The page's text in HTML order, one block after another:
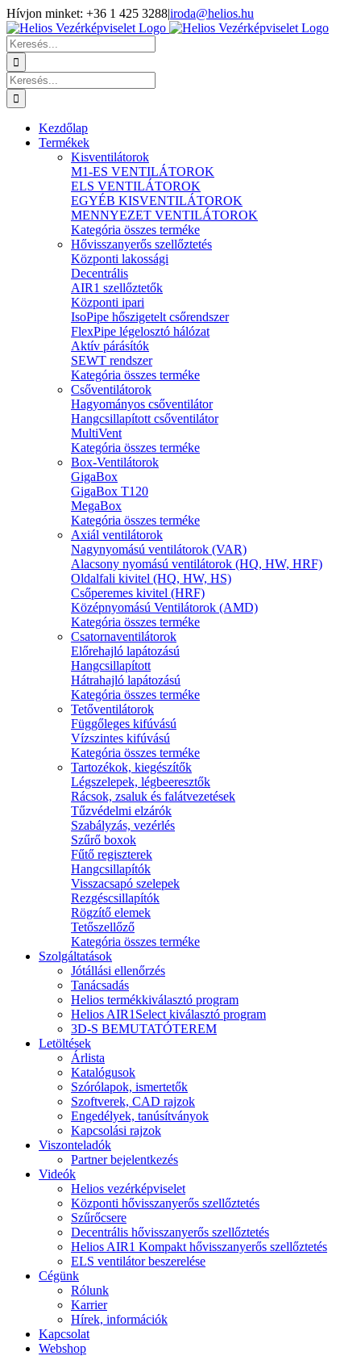
Kihagyás
Hívjon minket: +36 1 425 3288|iroda@helios.hu
YouTube
Facebook
Keresés...
Keresés...
Kezdőlap
Termékek
Kisventilátorok
M1-ES VENTILÁTOROK
ELS VENTILÁTOROK
EGYÉB KISVENTILÁTOROK
MENNYEZET VENTILÁTOROK
Kategória összes terméke
Hővisszanyerős szellőztetés
Központi lakossági
Decentrális
AIR1 szellőztetők
Központi ipari
IsoPipe hőszigetelt csőrendszer
FlexPipe légelosztó hálózat
Aktív párásítók
SEWT rendszer
Kategória összes terméke
Csőventilátorok
Hagyományos csőventilátor
Hangcsillapított csőventilátor
MultiVent
Kategória összes terméke
Box-Ventilátorok
GigaBox
GigaBox T120
MegaBox
Kategória összes terméke
Axiál ventilátorok
Nagynyomású ventilátorok (VAR)
Alacsony nyomású ventilátorok (HQ, HW, HRF)
Oldalfali kivitel (HQ, HW, HS)
Csőperemes kivitel (HRF)
Középnyomású Ventilátorok (AMD)
Kategória összes terméke
Csatornaventilátorok
Előrehajló lapátozású
Hangcsillapított
Hátrahajló lapátozású
Kategória összes terméke
Tetőventilátorok
Függőleges kifúvású
Vízszintes kifúvású
Kategória összes terméke
Tartozékok, kiegészítők
Légszelepek, légbeeresztők
Rácsok, zsaluk és falátvezetések
Tűzvédelmi elzárók
Szabályzás, vezérlés
Szűrő boxok
Fűtő regiszterek
Hangcsillapítók
Visszacsapó szelepek
Rezgéscsillapítók
Rögzítő elemek
Tetőszellőző
Kategória összes terméke
Szolgáltatások
Jótállási ellenőrzés
Tanácsadás
Helios termékkiválasztó program
Helios AIR1Select kiválasztó program
3D-S BEMUTATÓTEREM
Letöltések
Árlista
Katalógusok
Szórólapok, ismertetők
Szoftverek, CAD rajzok
Engedélyek, tanúsítványok
Kapcsolási rajzok
Viszonteladók
Partner bejelentkezés
Videók
Helios vezérképviselet
Központi hővisszanyerős szellőztetés
Szűrőcsere
Decentrális hővisszanyerős szellőztetés
Helios AIR1 Kompakt hővisszanyerős szellőztetés
ELS ventilátor beszerelése
Cégünk
Rólunk
Karrier
Hírek, információk
Kapcsolat
Webshop